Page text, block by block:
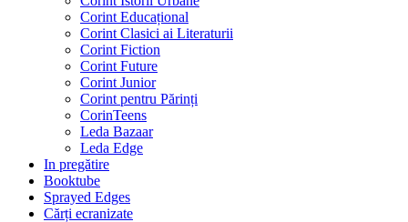
Corint Educațional
Corint Clasici ai Literaturii
Corint Fiction
Corint Future
Corint Junior
Corint pentru Părinți
CorinTeens
Leda Bazaar
Leda Edge
In pregătire
Booktube
Sprayed Edges
Cărți ecranizate